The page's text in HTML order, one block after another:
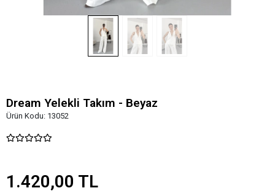
Dream Yelekli Takım - Beyaz
Ürün Kodu: 13052
1.420,00 TL